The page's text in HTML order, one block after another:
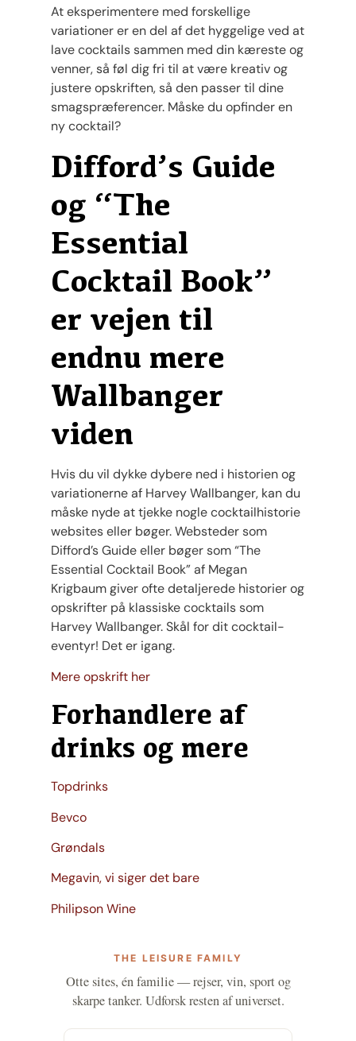
At eksperimentere med forskellige
variationer er en del af det hyggelige ved at
lave cocktails sammen med din kæreste og
venner, så føl dig fri til at være kreativ og
justere opskriften, så den passer til dine
smagspræferencer. Måske du opfinder en
ny cocktail?
Difford’s Guide
og “The
Essential
Cocktail Book”
er vejen til
endnu mere
Wallbanger
viden
Hvis du vil dykke dybere ned i historien og
variationerne af Harvey Wallbanger, kan du
måske nyde at tjekke nogle cocktailhistorie
websites eller bøger. Websteder som
Difford’s Guide eller bøger som “The
Essential Cocktail Book” af Megan
Krigbaum giver ofte detaljerede historier og
opskrifter på klassiske cocktails som
Harvey Wallbanger. Skål for dit cocktail-
eventyr! Det er igang.
Mere opskrift her
Forhandlere af
drinks og mere
Topdrinks
Bevco
Grøndals
Megavin, vi siger det bare
Philipson Wine
THE LEISURE FAMILY
Otte sites, én familie — rejser, vin, sport og
skarpe tanker. Udforsk resten af universet.